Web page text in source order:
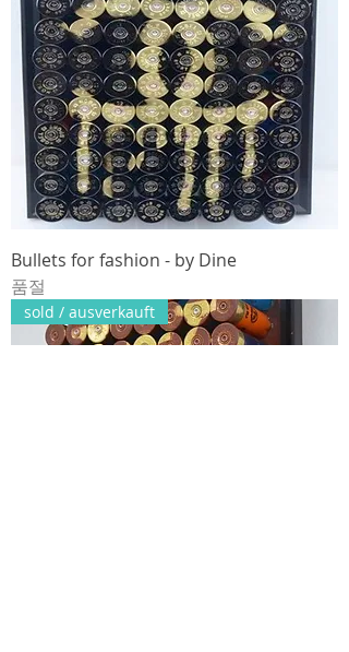
Bullets for fashion - by Dine
품절
sold / ausverkauft